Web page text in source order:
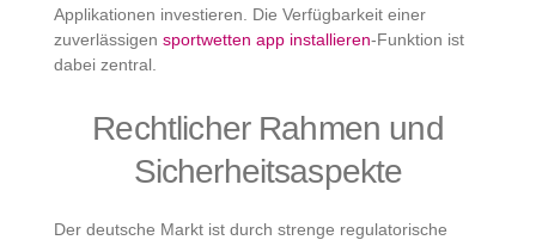
Applikationen investieren. Die Verfügbarkeit einer
zuverlässigen sportwetten app installieren-Funktion ist
dabei zentral.
Rechtlicher Rahmen und
Sicherheitsaspekte
Der deutsche Markt ist durch strenge regulatorische